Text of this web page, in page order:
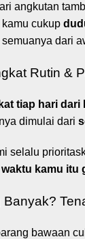
angkutan
kamu cukup
dari
Rutin &
tiap hari
dimulai dari
selalu
waktu kamu itu
Banyak?
bawaan